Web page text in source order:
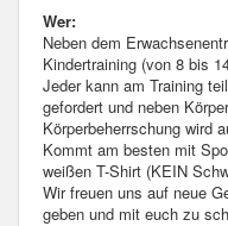
Wer:
Neben dem
Kindertraining (von 8 bis
Jeder kann am Training
gefordert und neben
Körperbeherrschung wird
Kommt am besten mit
weißen T-Shirt (KEIN
Wir freuen uns auf neue
geben und mit euch zu